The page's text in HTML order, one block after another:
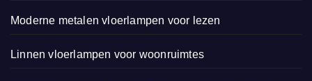
Moderne metalen vloerlampen voor lezen
Linnen vloerlampen voor woonruimtes